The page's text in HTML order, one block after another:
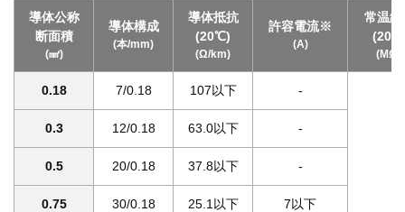
導体公称
断面積
(㎟)
導体構成
(本/mm)
導体抵抗
(20℃)
(Ω/km)
許容電流※
(A)
常温
(20℃
(MΩ
0.18 7/0.18 107以下 -
0.3 12/0.18 63.0以下 -
0.5 20/0.18 37.8以下 -
0.75 30/0.18 25.1以下 7以下